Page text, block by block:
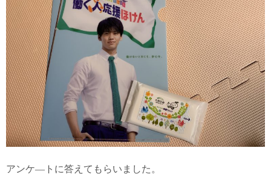
アンケ―トに答えてもらいました。